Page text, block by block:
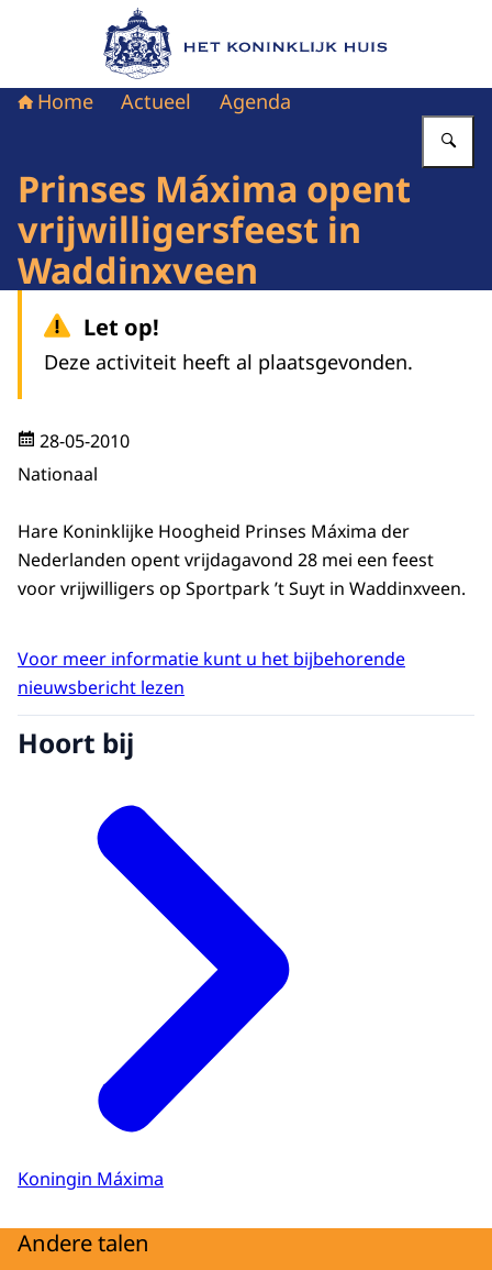
Naar de homepage van Het Koninklijk Huis
Home Actueel Agenda
Prinses Máxima opent
vrijwilligersfeest in
Waddinxveen
Let op!
Deze activiteit heeft al plaatsgevonden.
28-05-2010
Nationaal
Hare Koninklijke Hoogheid Prinses Máxima der
Nederlanden opent vrijdagavond 28 mei een feest
voor vrijwilligers op Sportpark ’t Suyt in Waddinxveen.
Voor meer informatie kunt u het bijbehorende
nieuwsbericht lezen
Hoort bij
Koningin Máxima
Andere talen